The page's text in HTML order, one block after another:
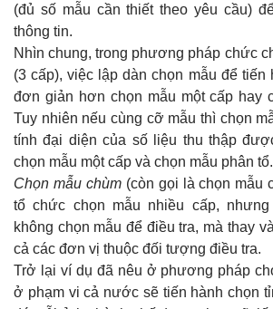
(đủ số mẫu cần thiết theo yêu cầu)
thông tin.
Nhìn chung, trong phương pháp chức
(3 cấp), việc lập dàn chọn mẫu để tiến
đơn giản hơn chọn mẫu một cấp hay
Tuy nhiên nếu cùng cỡ mẫu thì chọn
tính đại diện của số liệu thu thập
chọn mẫu một cấp và chọn mẫu phân tổ.
Chọn mẫu chùm(còn gọi là chọn mẫu
tổ chức chọn mẫu nhiều cấp,
không chọn mẫu để điều tra, mà thay
cả các đơn vị thuộc đối tượng điều tra.
Trở lại ví dụ đã nêu ở phương pháp
ở phạm vi cả nước sẽ tiến hành chọn